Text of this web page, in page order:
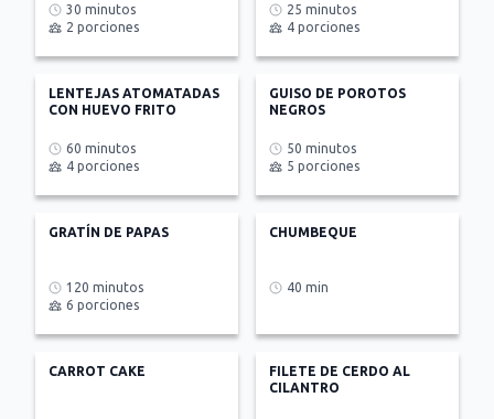
30 minutos
2 porciones
25 minutos
4 porciones
LENTEJAS ATOMATADAS
CON HUEVO FRITO
60 minutos
4 porciones
GUISO DE POROTOS
NEGROS
50 minutos
5 porciones
GRATÍN DE PAPAS
120 minutos
6 porciones
CHUMBEQUE
40 min
CARROT CAKE
FILETE DE CERDO AL
CILANTRO